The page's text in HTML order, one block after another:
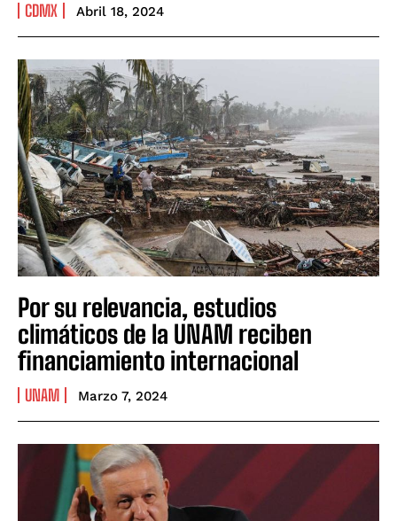
CDMX Abril 18, 2024
Por su relevancia, estudios
climáticos de la UNAM reciben
financiamiento internacional
UNAM Marzo 7, 2024